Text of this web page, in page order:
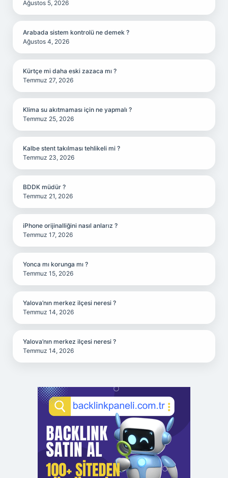
Ağustos 5, 2026
Arabada sistem kontrolü ne demek ?
Ağustos 4, 2026
Kürtçe mi daha eski zazaca mı ?
Temmuz 27, 2026
Klima su akıtmaması için ne yapmalı ?
Temmuz 25, 2026
Kalbe stent takılması tehlikeli mi ?
Temmuz 23, 2026
BDDK müdür ?
Temmuz 21, 2026
iPhone orijinalliğini nasıl anlarız ?
Temmuz 17, 2026
Yonca mı korunga mı ?
Temmuz 15, 2026
Yalova’nın merkez ilçesi neresi ?
Temmuz 14, 2026
Yalova’nın merkez ilçesi neresi ?
Temmuz 14, 2026